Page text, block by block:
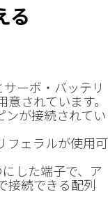
る
ーボ・バッテリ
されています。
ンが接続されてい
フェラルが使用可
した端子で、ア
接続できる配列